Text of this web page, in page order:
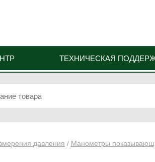
ТЕХНИЧЕСКАЯ
давления / Манометры